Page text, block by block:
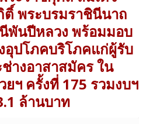
ติ์ พระบรมราชินีนาถ
พันปีหลวง พร้อมมอบ
อุปโภคบริโภคแก่ผู้รับ
างอาสาสมัคร ใน
ฯ ครั้งที่ 175 รวมงบฯ
ล้านบาท